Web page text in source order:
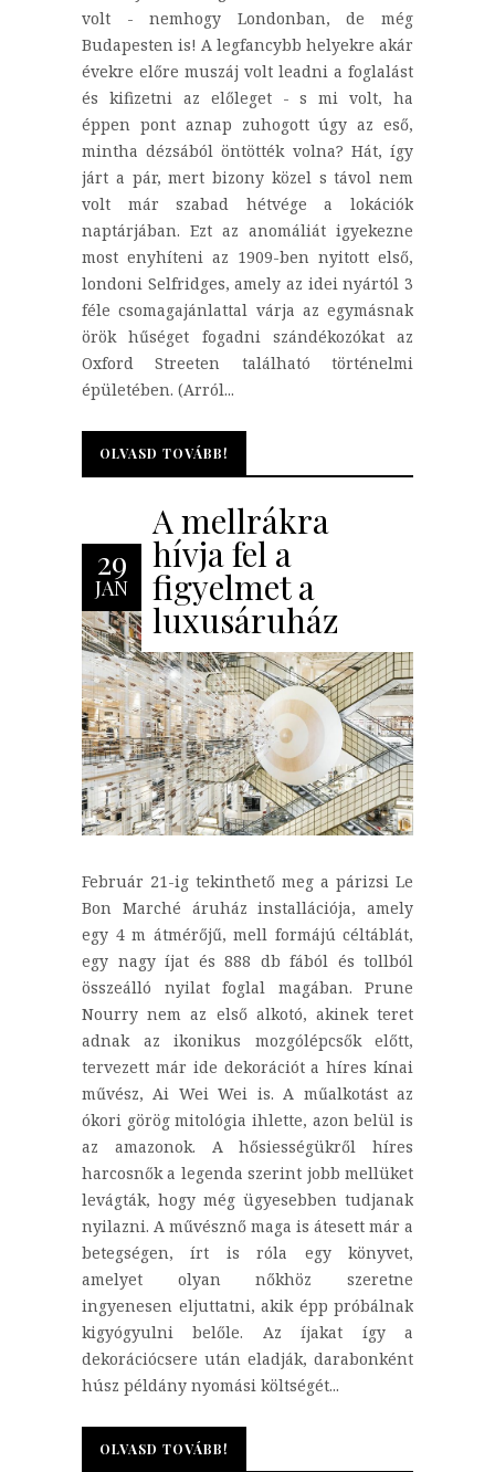
volt - nemhogy Londonban, de még
Budapesten is! A legfancybb helyekre akár
évekre előre muszáj volt leadni a foglalást
és kifizetni az előleget - s mi volt, ha
éppen pont aznap zuhogott úgy az eső,
mintha dézsából öntötték volna? Hát, így
járt a pár, mert bizony közel s távol nem
volt már szabad hétvége a lokációk
naptárjában. Ezt az anomáliát igyekezne
most enyhíteni az 1909-ben nyitott első,
londoni Selfridges, amely az idei nyártól 3
féle csomagajánlattal várja az egymásnak
örök hűséget fogadni szándékozókat az
Oxford Streeten található történelmi
épületében. (Arról...
OLVASD TOVÁBB!
OLVASD TOVÁBB!
29
JAN
A mellrákra
hívja fel a
figyelmet a
luxusáruház
Február 21-ig tekinthető meg a párizsi Le
Bon Marché áruház installációja, amely
egy 4 m átmérőjű, mell formájú céltáblát,
egy nagy íjat és 888 db fából és tollból
összeálló nyilat foglal magában. Prune
Nourry nem az első alkotó, akinek teret
adnak az ikonikus mozgólépcsők előtt,
tervezett már ide dekorációt a híres kínai
művész, Ai Wei Wei is. A műalkotást az
ókori görög mitológia ihlette, azon belül is
az amazonok. A hősiességükről híres
harcosnők a legenda szerint jobb mellüket
levágták, hogy még ügyesebben tudjanak
nyilazni. A művésznő maga is átesett már a
betegségen, írt is róla egy könyvet,
amelyet olyan nőkhöz szeretne
ingyenesen eljuttatni, akik épp próbálnak
kigyógyulni belőle. Az íjakat így a
dekorációcsere után eladják, darabonként
húsz példány nyomási költségét...
OLVASD TOVÁBB!
OLVASD TOVÁBB!